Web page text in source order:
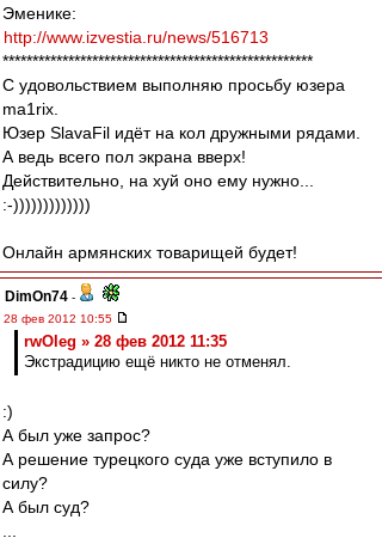
Эменике:
http://www.izvestia.ru/news/516713
****************************************************
С удовольствием выполняю просьбу юзера
ma1rix.
Юзер SlavaFil идёт на кол дружными рядами.
А ведь всего пол экрана вверх!
Действительно, на хуй оно ему нужно...
:-)))))))))))))
Онлайн армянских товарищей будет!
DimOn74 -
28 фев 2012 10:55
rwOleg » 28 фев 2012 11:35
Экстрадицию ещё никто не отменял.
:)
А был уже запрос?
А решение турецкого суда уже вступило в
силу?
А был суд?